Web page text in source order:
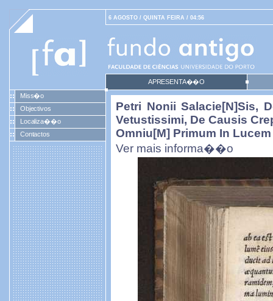
6 AGOSTO / QUINTA FEIRA / 04:56
APRESENTA��O
Miss�o
Objectivos
Localiza��o
Contactos
Petri Nonii Salacie[n]sis,
Vetustissimi, De Causis
Omniu[m] Primum In
Ver mais informa��o